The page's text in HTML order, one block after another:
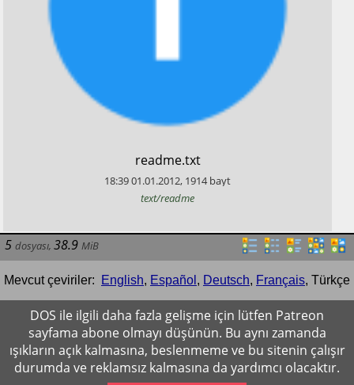
​readme.txt
18:3901.01.2012, 1914 bayt
text/readme
5 dosyası, 38.9 MiB
Mevcut çeviriler: English, Español , Deutsch, Français, Türkçe
DOS ile ilgili daha fazla gelişme için lütfen Patreon
sayfama abone olmayı düşünün. Bu aynı zamanda
ışıkların açık kalmasına, beslenmeme ve bu sitenin çalışır
durumda ve reklamsız kalmasına da yardımcı olacaktır.